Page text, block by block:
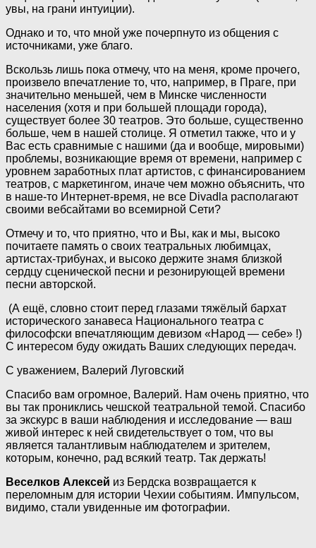
увы, на грани интуиции).
Однако и то, что мной уже почерпнуто из общения с
источниками, уже благо.
Вскользь лишь пока отмечу, что на меня, кроме прочего,
произвело впечатление то, что, например, в Праге, при
значительно меньшей, чем в Минске численности
населения (хотя и при большей площади города),
существует более 30 театров. Это больше, существенно
больше, чем в нашей столице. Я отметил также, что и у
Вас есть сравнимые с нашими (да и вообще, мировыми)
проблемы, возникающие время от времени, например с
уровнем заработных плат артистов, с финансированием
театров, с маркетингом, иначе чем можно объяснить, что
в наше-то Интернет-время, не все Divadlа располагают
своими вебсайтами во всемирной Сети?
Отмечу и то, что приятно, что и Вы, как и мы, высоко
почитаете память о своих театральных любимцах,
артистах-трибунах, и высоко держите знамя близкой
сердцу сценической песни и резонирующей времени
песни авторской.
(А ещё, словно стоит перед глазами тяжёлый бархат
исторического занавеса Национального театра с
философски впечатляющим девизом «Народ — себе» !)
С интересом буду ожидать Ваших следующих передач.
С уважением, Валерий Луговский
Спасибо вам огромное, Валерий. Нам очень приятно, что
вы так прониклись чешской театральной темой. Спасибо
за экскурс в ваши наблюдения и исследование — ваш
живой интерес к ней свидетельствует о том, что вы
является талантливым наблюдателем и зрителем,
которым, конечно, рад всякий театр. Так держать!
Веселков Алексей из Бердска возвращается к
переломным для истории Чехии событиям. Импульсом,
видимо, стали увиденные им фотографии.